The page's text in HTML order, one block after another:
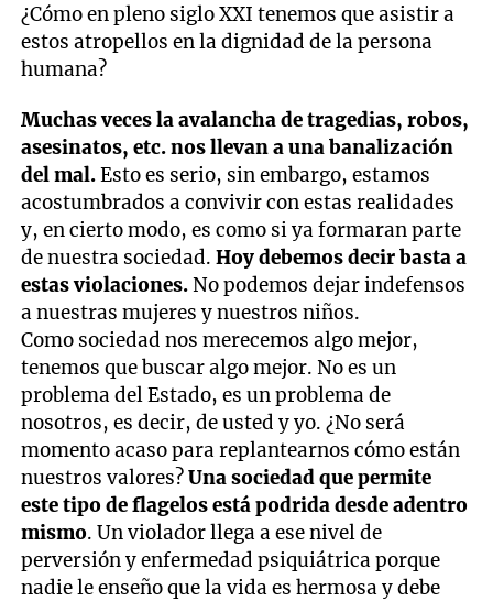
¿Cómo en pleno siglo XXI tenemos que asistir a
estos atropellos en la dignidad de la persona
humana?
Muchas veces la avalancha de tragedias, robos,
asesinatos, etc. nos llevan a una banalización
del mal.Esto es serio, sin embargo, estamos
acostumbrados a convivir con estas realidades
y, en cierto modo, es como si ya formaran parte
de nuestra sociedad.Hoy debemos decir basta a
estas violaciones.No podemos dejar indefensos
a nuestras mujeres y nuestros niños.
Como sociedad nos merecemos algo mejor,
tenemos que buscar algo mejor. No es un
problema del Estado, es un problema de
nosotros, es decir, de usted y yo. ¿No será
momento acaso para replantearnos cómo están
nuestros valores?Una sociedad que permite
este tipo de flagelos está podrida desde adentro
mismo. Un violador llega a ese nivel de
perversión y enfermedad psiquiátrica porque
nadie le enseño que la vida es hermosa y debe